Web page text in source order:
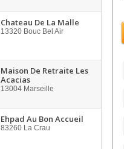
Chateau De La Malle
13320 Bouc Bel Air
Maison De Retraite Les
Acacias
13004 Marseille
Ehpad Au Bon Accueil
83260 La Crau